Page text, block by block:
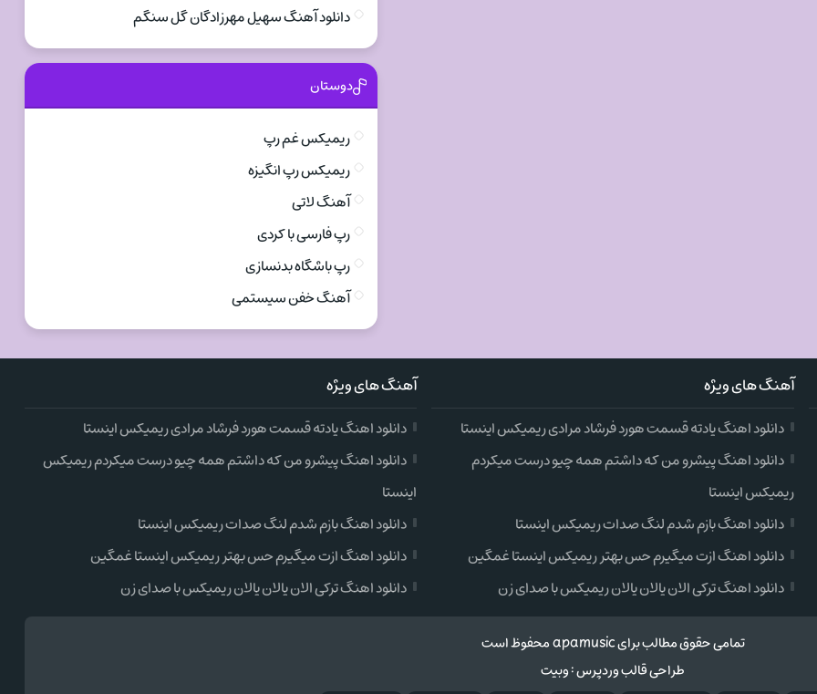
دانلود آهنگ سهیل مهرزادگان گل سنگم
دوستان
ریمیکس غم رپ
ریمیکس رپ انگیزه
آهنگ لاتی
رپ فارسی با کردی
رپ باشگاه بدنسازی
آهنگ خفن سیستمی
آهنگ های ویژه
دانلود اهنگ یادته قسمت هورد فرشاد مرادی ریمیکس اینستا
دانلود اهنگ پیشرو من که داشتم همه چیو درست میکردم
ریمیکس اینستا
دانلود اهنگ بازم شدم لنگ صدات ریمیکس اینستا
دانلود اهنگ ازت میگیرم حس بهتر ریمیکس اینستا غمگین
دانلود اهنگ ترکی الان یالان یالان ریمیکس با صدای زن
آهنگ های ویژه
دانلود اهنگ یادته قسمت هورد فرشاد مرادی ریمیکس اینستا
دانلود اهنگ پیشرو من که داشتم همه چیو درست میکردم ریمیکس
اینستا
دانلود اهنگ بازم شدم لنگ صدات ریمیکس اینستا
دانلود اهنگ ازت میگیرم حس بهتر ریمیکس اینستا غمگین
دانلود اهنگ ترکی الان یالان یالان ریمیکس با صدای زن
تمامی حقوق مطالب برای apamusic محفوظ است
طراحی قالب وردپرس:وبیت